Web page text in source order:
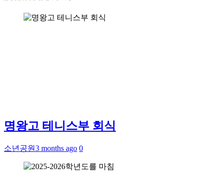
명왕고 테니스부 회식
소년공원3 months ago 0